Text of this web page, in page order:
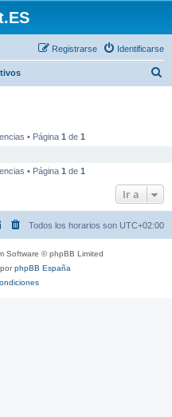
Identificarse
Registrarse
• Página 1 de 1
• Página 1 de 1
Ir a
Todos los horarios son UTC+02:00
Software © phpBB Limited
phpBB España